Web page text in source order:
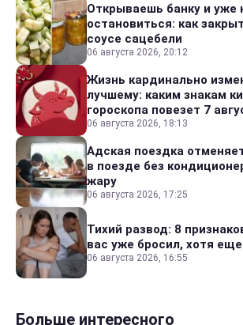
Открываешь банку и уже
остановиться: как
соусе сацебели
06 августа 2026, 20:12
Жизнь кардинально
лучшему: каким знакам
гороскопа повезет 7
06 августа 2026, 18:13
Адская поездка
в поезде без
жару
06 августа 2026, 17:25
Тихий развод: 8
вас уже бросил, хотя
06 августа 2026, 16:55
Больше интересного